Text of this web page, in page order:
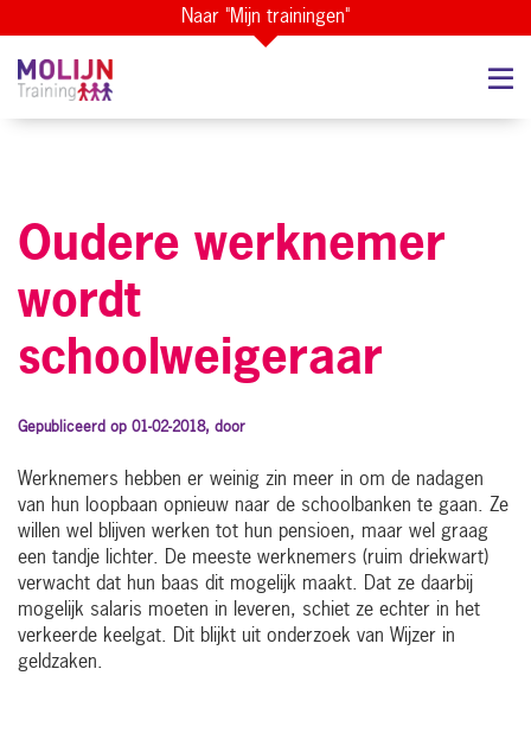
Naar "Mijn trainingen"
Oudere werknemer
wordt
schoolweigeraar
Gepubliceerd op 01-02-2018, door
Werknemers hebben er weinig zin meer in om de nadagen
van hun loopbaan opnieuw naar de schoolbanken te gaan. Ze
willen wel blijven werken tot hun pensioen, maar wel graag
een tandje lichter. De meeste werknemers (ruim driekwart)
verwacht dat hun baas dit mogelijk maakt. Dat ze daarbij
mogelijk salaris moeten in leveren, schiet ze echter in het
verkeerde keelgat. Dit blijkt uit onderzoek van Wijzer in
geldzaken.